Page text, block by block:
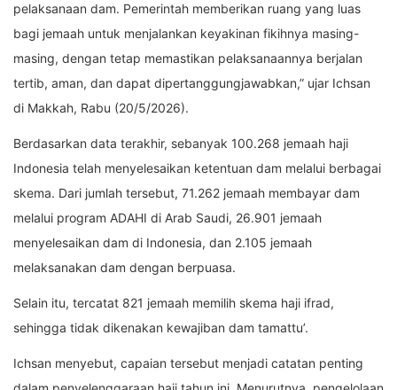
pelaksanaan dam. Pemerintah memberikan ruang yang luas
bagi jemaah untuk menjalankan keyakinan fikihnya masing-
masing, dengan tetap memastikan pelaksanaannya berjalan
tertib, aman, dan dapat dipertanggungjawabkan,” ujar Ichsan
di Makkah, Rabu (20/5/2026).
Berdasarkan data terakhir, sebanyak 100.268 jemaah haji
Indonesia telah menyelesaikan ketentuan dam melalui berbagai
skema. Dari jumlah tersebut, 71.262 jemaah membayar dam
melalui program ADAHI di Arab Saudi, 26.901 jemaah
menyelesaikan dam di Indonesia, dan 2.105 jemaah
melaksanakan dam dengan berpuasa.
Selain itu, tercatat 821 jemaah memilih skema haji ifrad,
sehingga tidak dikenakan kewajiban dam tamattu’.
Ichsan menyebut, capaian tersebut menjadi catatan penting